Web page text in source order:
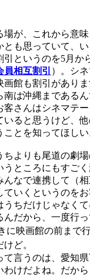
場が、これから意
とも思っていて、
というのを5月か
相互割引 ）。シ
画館も割引があり
南は沖縄まである
客さんはシネマテ
いると思うけど、
とを知ってほしい
ちよりも尾道の劇
うところにもすご
んなで連携して（
ていくというのを
うちだけじゃなく
んだから、一度行
に映画館の前まで
けど。
て言うのは、愛知
わけだよね。だか